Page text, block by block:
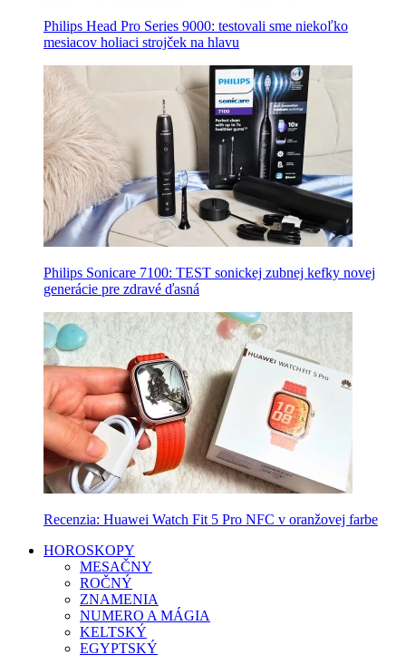
Philips Head Pro Series 9000: testovali sme niekoľko
mesiacov holiaci strojček na hlavu
Philips Sonicare 7100: TEST sonickej zubnej kefky novej
generácie pre zdravé ďasná
Recenzia: Huawei Watch Fit 5 Pro NFC v oranžovej farbe
HOROSKOPY
MESAČNY
ROČNÝ
ZNAMENIA
NUMERO A MÁGIA
KELTSKÝ
EGYPTSKÝ